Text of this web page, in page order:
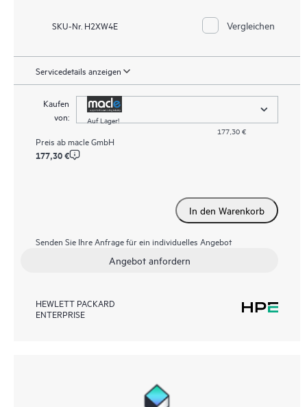
SKU-Nr. H2XW4E Vergleichen
Servicedetails anzeigen
Kaufen
von:
Auf Lager!
177,30 €
Preis ab macle GmbH
177,30 €
In den Warenkorb
Senden Sie Ihre Anfrage für ein individuelles Angebot
Angebot anfordern
HEWLETT PACKARD
ENTERPRISE